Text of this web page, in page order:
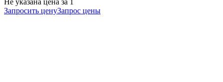
Запросить ценуЗапрос цены